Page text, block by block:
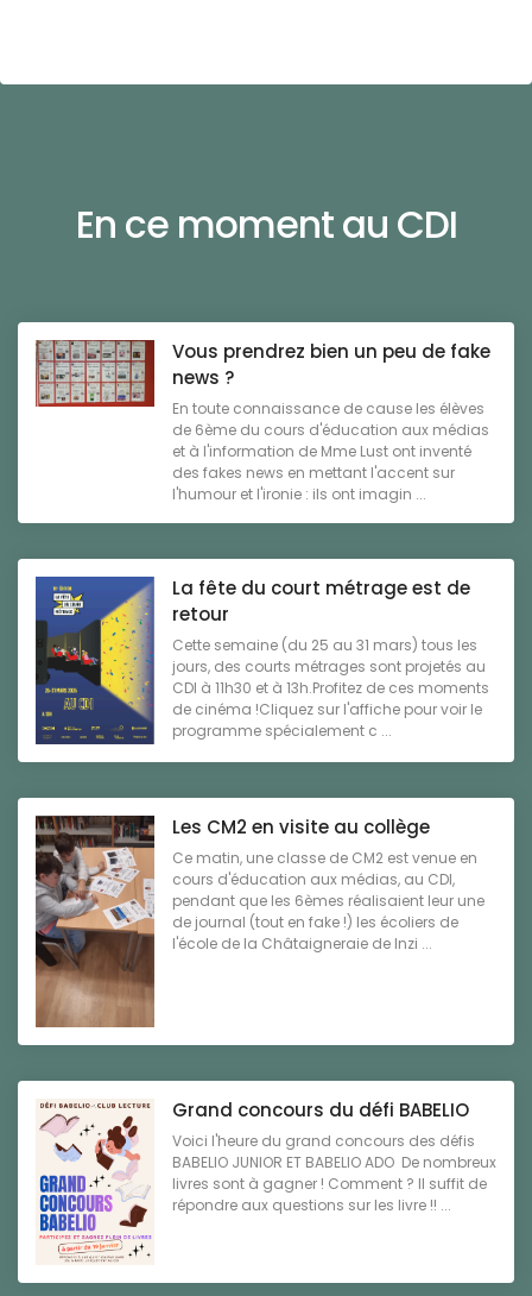
En ce moment au CDI
Vous prendrez bien un peu de fake
news ?
En toute connaissance de cause les élèves
de 6ème du cours d'éducation aux médias
et à l'information de Mme Lust ont inventé
des fakes news en mettant l'accent sur
l'humour et l'ironie : ils ont imagin ...
La fête du court métrage est de
retour
Cette semaine (du 25 au 31 mars) tous les
jours, des courts métrages sont projetés au
CDI à 11h30 et à 13h.Profitez de ces moments
de cinéma !Cliquez sur l'affiche pour voir le
programme spécialement c ...
Les CM2 en visite au collège
Ce matin, une classe de CM2 est venue en
cours d'éducation aux médias, au CDI,
pendant que les 6èmes réalisaient leur une
de journal (tout en fake !) les écoliers de
l'école de la Châtaigneraie de Inzi ...
Grand concours du défi BABELIO
Voici l'heure du grand concours des défis
BABELIO JUNIOR ET BABELIO ADO De nombreux
livres sont à gagner ! Comment ? Il suffit de
répondre aux questions sur les livre !! ...